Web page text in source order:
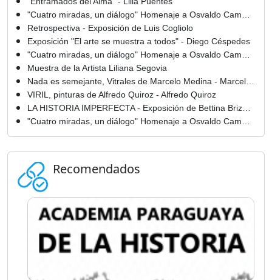
Retrospectiva - Exposición de Luis Cogliolo
Exposición "El arte se muestra a todos" - Diego Céspedes
Muestra de la Artista Liliana Segovia
VIRIL, pinturas de Alfredo Quiroz - Alfredo Quiroz
Recomendados